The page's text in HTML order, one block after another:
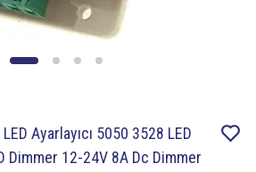
Ayarlayıcı 5050 3528 LED
Dimmer 12-24V 8A Dc Dimmer